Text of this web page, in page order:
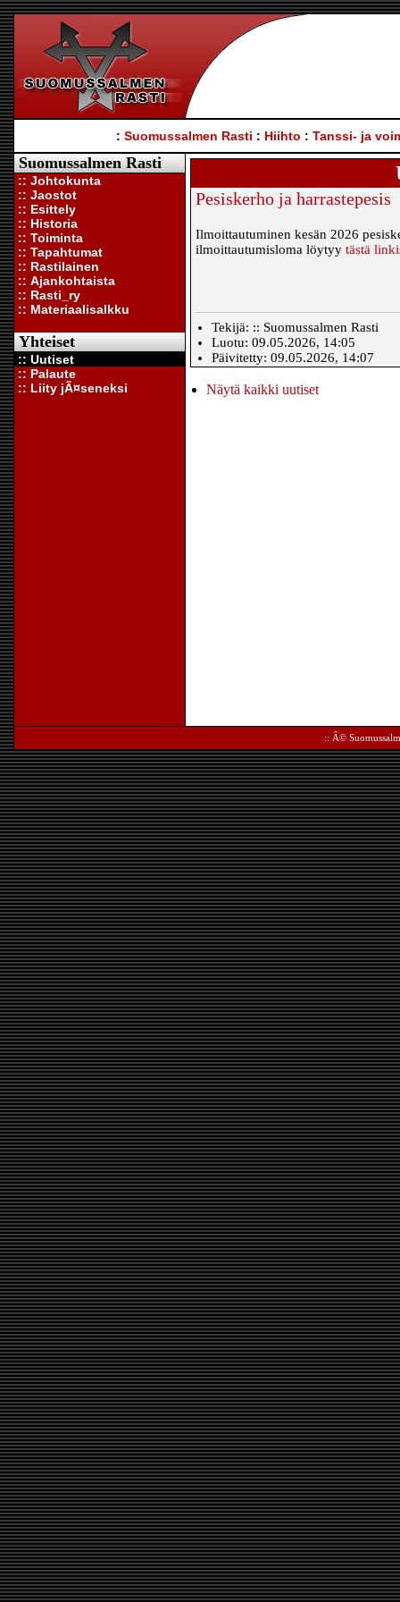
: Suomussalmen Rasti : Hiihto : Tanssi- ja
Suomussalmen Rasti
:: Johtokunta
:: Jaostot
:: Esittely
:: Historia
:: Toiminta
:: Tapahtumat
:: Rastilainen
:: Ajankohtaista
:: Rasti_ry
:: Materiaalisalkku
Yhteiset
:: Uutiset
:: Palaute
:: Liity jÃ¤seneksi
Pesiskerho ja harrastepesis
Ilmoittautuminen kesän 2026
ilmoittautumisloma löytyy tästä
Tekijä: :: Suomussalmen Rasti
Luotu: 09.05.2026, 14:05
Päivitetty: 09.05.2026, 14:07
Näytä kaikki uutiset
:: Â©